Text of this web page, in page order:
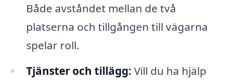
Både avståndet mellan de två
platserna och tillgången till vägarna
spelar roll.
Tjänster och tillägg: Vill du ha hjälp